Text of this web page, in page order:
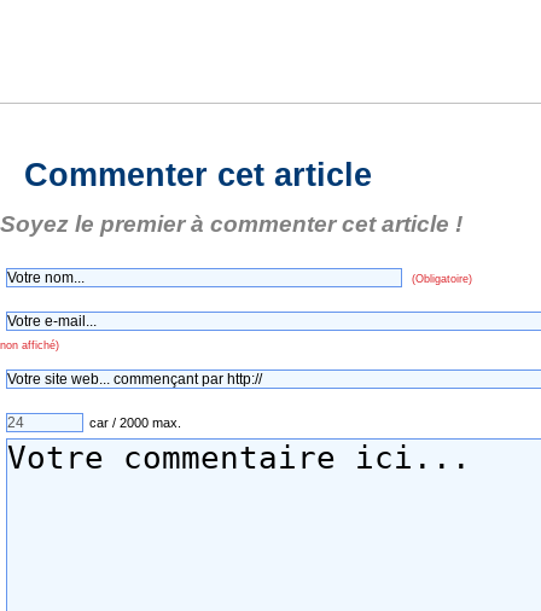
Commenter cet article
Soyez le premier à commenter cet article !
(Obligatoire)
non affiché)
car / 2000 max.